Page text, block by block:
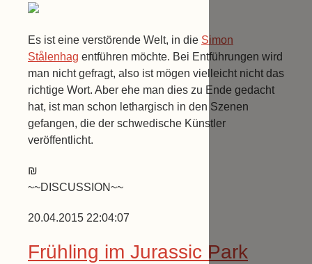
Es ist eine verstörende Welt, in die Simon
Stålenhag entführen möchte. Bei Entführungen wird
man nicht gefragt, also ist mögen vielleicht nicht das
richtige Wort. Aber ehe man dies zu Ende gedacht
hat, ist man schon lethargisch in den Szenen
gefangen, die der schwedische Künstler
veröffentlicht.
₪
~~DISCUSSION~~
20.04.2015 22:04:07
Frühling im Jurassic Park